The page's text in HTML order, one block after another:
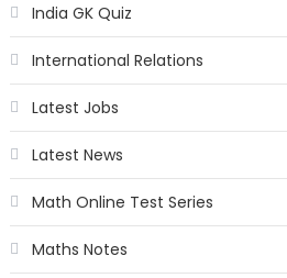
India GK Quiz
International Relations
Latest Jobs
Latest News
Math Online Test Series
Maths Notes